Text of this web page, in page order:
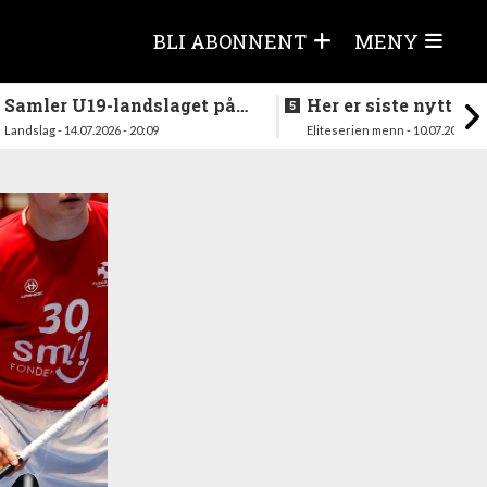
BLI ABONNENT MENY
Samler U19-landslaget på
nytt i august
Landslag - 14.07.2026 - 20:09
Her er siste nytt
season
Eliteserien menn - 10.07.2026 -